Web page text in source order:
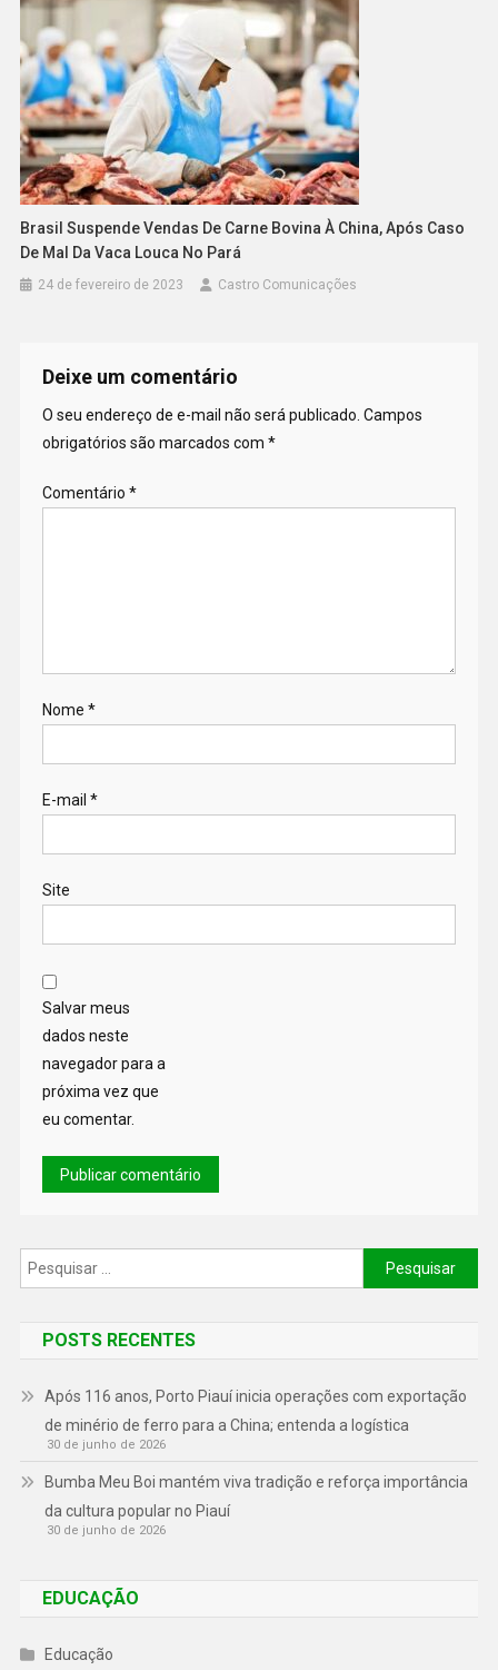
Brasil Suspende Vendas De Carne Bovina À China, Após Caso
De Mal Da Vaca Louca No Pará
24 de fevereiro de 2023 Castro Comunicações
Deixe um comentário
O seu endereço de e-mail não será publicado. Campos
obrigatórios são marcados com *
Comentário *
Nome *
E-mail *
Site
Salvar meus
dados neste
navegador para a
próxima vez que
eu comentar.
POSTS RECENTES
Após 116 anos, Porto Piauí inicia operações com exportação
de minério de ferro para a China; entenda a logística
30 de junho de 2026
Bumba Meu Boi mantém viva tradição e reforça importância
da cultura popular no Piauí
30 de junho de 2026
EDUCAÇÃO
Educação